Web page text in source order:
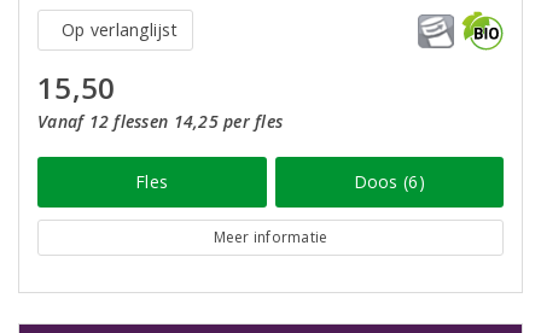
Op verlanglijst
15,50
Vanaf 12 flessen 14,25 per fles
Fles Doos (6)
Meer informatie